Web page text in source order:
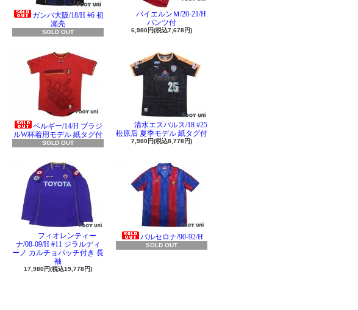
ガンバ大阪/18/H #6 初
瀬亮
SOLD OUT
バイエルンＭ/20-21/H
パンツ付
6,980円(税込7,678円)
ベルギー/14/H ブラジ
ルW杯着用モデル 紙タグ付
SOLD OUT
清水エスパルス/18 #25
松原后 夏季モデル 紙タグ付
7,980円(税込8,778円)
フィオレンティー
ナ/08-09/H #11 ジラルディ
ーノ カルチョパッチ付き 長
袖
17,980円(税込19,778円)
バルセロナ/90-92/H
SOLD OUT